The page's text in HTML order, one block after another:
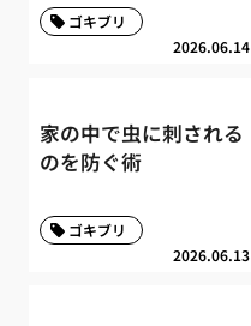
2026.06.14
ゴキブリ
家の中で虫に刺される
のを防ぐ術
2026.06.13
ゴキブリ